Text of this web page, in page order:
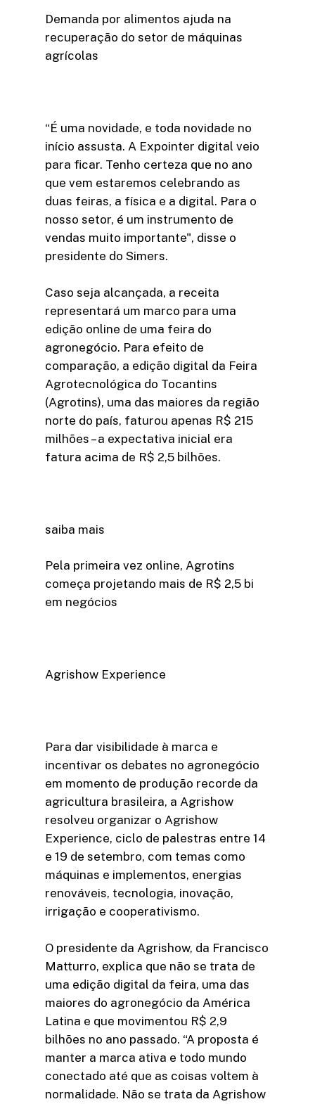
Demanda por alimentos ajuda na
recuperação do setor de máquinas
agrícolas
“É uma novidade, e toda novidade no
início assusta. A Expointer digital veio
para ficar. Tenho certeza que no ano
que vem estaremos celebrando as
duas feiras, a física e a digital. Para o
nosso setor, é um instrumento de
vendas muito importante", disse o
presidente do Simers.
Caso seja alcançada, a receita
representará um marco para uma
edição online de uma feira do
agronegócio. Para efeito de
comparação, a edição digital da Feira
Agrotecnológica do Tocantins
(Agrotins), uma das maiores da região
norte do país, faturou apenas R$ 215
milhões – a expectativa inicial era
fatura acima de R$ 2,5 bilhões.
saiba mais
Pela primeira vez online, Agrotins
começa projetando mais de R$ 2,5 bi
em negócios
Agrishow Experience
Para dar visibilidade à marca e
incentivar os debates no agronegócio
em momento de produção recorde da
agricultura brasileira, a Agrishow
resolveu organizar o Agrishow
Experience, ciclo de palestras entre 14
e 19 de setembro, com temas como
máquinas e implementos, energias
renováveis, tecnologia, inovação,
irrigação e cooperativismo.
O presidente da Agrishow, da Francisco
Matturro, explica que não se trata de
uma edição digital da feira, uma das
maiores do agronegócio da América
Latina e que movimentou R$ 2,9
bilhões no ano passado. “A proposta é
manter a marca ativa e todo mundo
conectado até que as coisas voltem à
normalidade. Não se trata da Agrishow